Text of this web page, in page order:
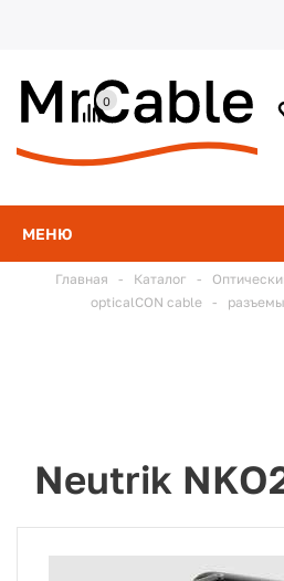
МЕНЮ
0
Главная - Каталог -
opticalCON cable - разъемы
Neutrik